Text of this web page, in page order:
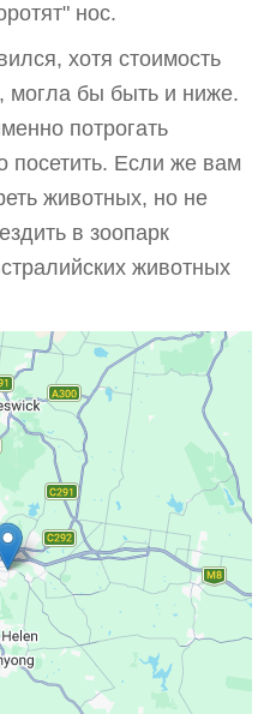
нос.
хотя стоимость
могла бы быть и ниже.
потрогать
посетить. Если же вам
животных, но не
в зоопарк
животных